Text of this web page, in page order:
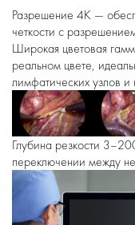
Разрешение 4K —
четкости с
Широкая цветовая
реальном цвете,
лимфатических узлов и
Глубина резкости
переключении между